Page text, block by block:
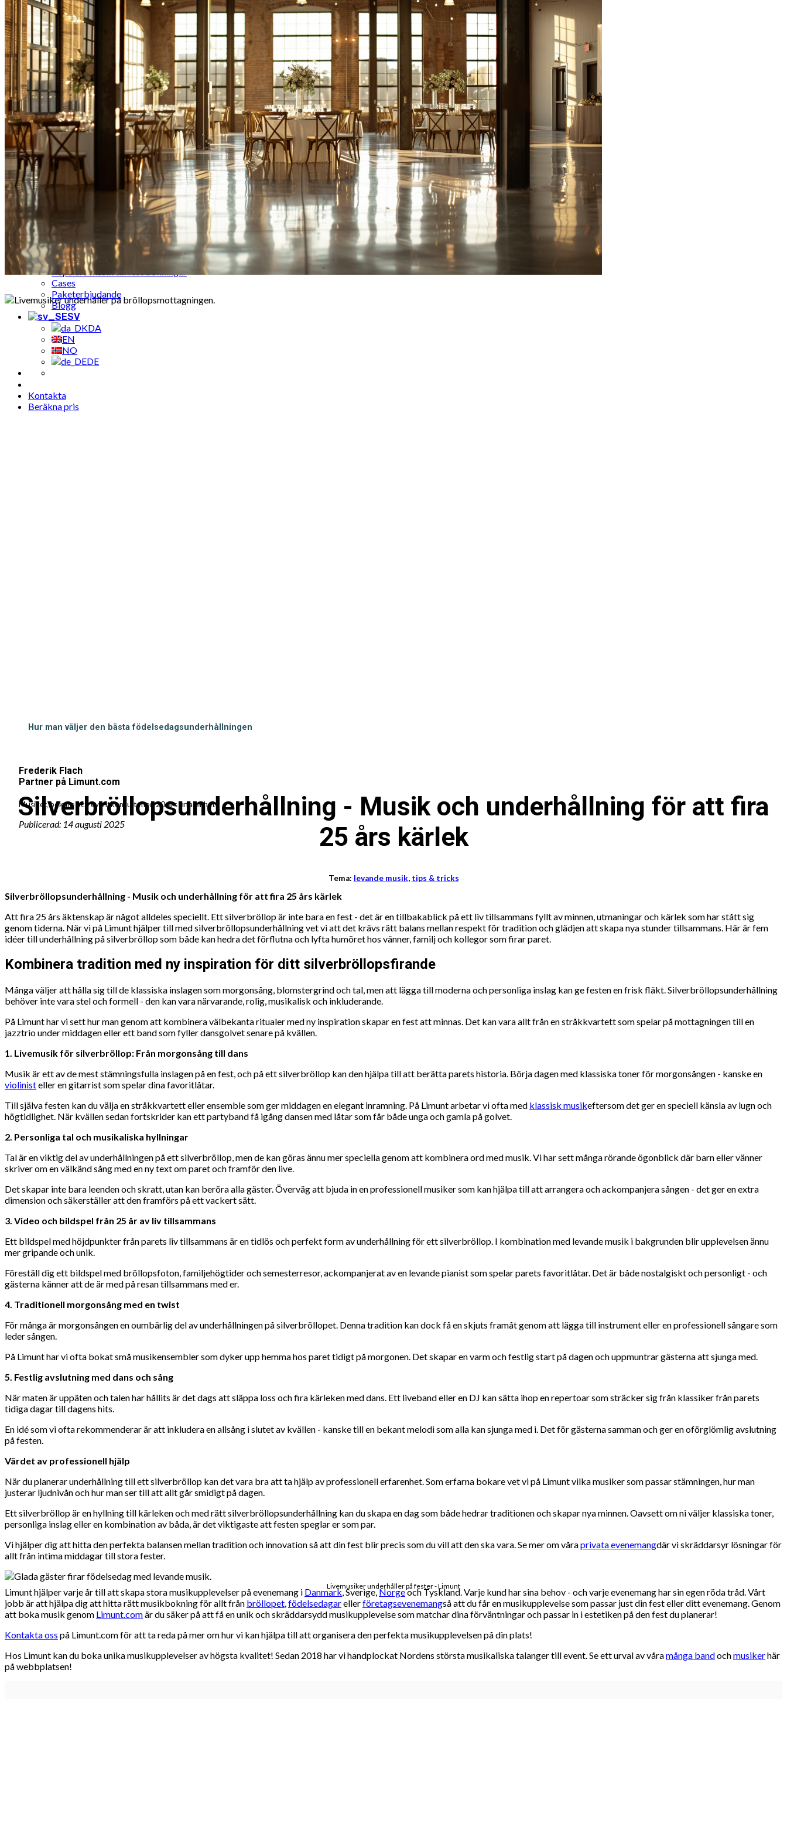
Lounge
Bossa nova
Paketerbjudande
Klassisk musik för bröllop
Musiker
Sångare
Pianist
Gitarrist
Saxofon
Cello
Violin
Harpa
Ukulele
Solomusiker för bröllop
Paketerbjudande
DJ
Om
Teamet
FN:s mål för hållbar utveckling
Pris
Inspiration
Populära musik till fest bokningar
Cases
Paketerbjudande
Blogg
SV
DA
EN
NO
DE
Kontakta
Beräkna pris
Frederik Flach
Partner på Limunt.com
Musiker, bokare och eventkonsult med 20 års erfarenhet.
Publicerad: 14 augusti 2025
Hur man väljer den bästa födelsedagsunderhållningen
Silverbröllopsunderhållning - Musik och underhållning för att fira
25 års kärlek
Tema: levande musik, tips & tricks
Silverbröllopsunderhållning - Musik och underhållning för att fira 25 års kärlek
Att fira 25 års äktenskap är något alldeles speciellt. Ett silverbröllop är inte bara en fest - det är en tillbakablick på ett liv tillsammans fyllt av minnen, utmaningar och kärlek som har stått sig
genom tiderna. När vi på Limunt hjälper till med silverbröllopsunderhållning vet vi att det krävs rätt balans mellan respekt för tradition och glädjen att skapa nya stunder tillsammans. Här är fem
idéer till underhållning på silverbröllop som både kan hedra det förflutna och lyfta humöret hos vänner, familj och kollegor som firar paret.
Kombinera tradition med ny inspiration för ditt silverbröllopsfirande
Många väljer att hålla sig till de klassiska inslagen som morgonsång, blomstergrind och tal, men att lägga till moderna och personliga inslag kan ge festen en frisk fläkt. Silverbröllopsunderhållning
behöver inte vara stel och formell - den kan vara närvarande, rolig, musikalisk och inkluderande.
På Limunt har vi sett hur man genom att kombinera välbekanta ritualer med ny inspiration skapar en fest att minnas. Det kan vara allt från en stråkkvartett som spelar på mottagningen till en
jazztrio under middagen eller ett band som fyller dansgolvet senare på kvällen.
1. Livemusik för silverbröllop: Från morgonsång till dans
Musik är ett av de mest stämningsfulla inslagen på en fest, och på ett silverbröllop kan den hjälpa till att berätta parets historia. Börja dagen med klassiska toner för morgonsången - kanske en
violinisteller en gitarrist som spelar dina favoritlåtar.
Till själva festen kan du välja en stråkkvartett eller ensemble som ger middagen en elegant inramning. På Limunt arbetar vi ofta med klassisk musikeftersom det ger en speciell känsla av lugn och
högtidlighet. När kvällen sedan fortskrider kan ett partyband få igång dansen med låtar som får både unga och gamla på golvet.
2. Personliga tal och musikaliska hyllningar
Tal är en viktig del av underhållningen på ett silverbröllop, men de kan göras ännu mer speciella genom att kombinera ord med musik. Vi har sett många rörande ögonblick där barn eller vänner
skriver om en välkänd sång med en ny text om paret och framför den live.
Det skapar inte bara leenden och skratt, utan kan beröra alla gäster. Överväg att bjuda in en professionell musiker som kan hjälpa till att arrangera och ackompanjera sången - det ger en extra
dimension och säkerställer att den framförs på ett vackert sätt.
3. Video och bildspel från 25 år av liv tillsammans
Ett bildspel med höjdpunkter från parets liv tillsammans är en tidlös och perfekt form av underhållning för ett silverbröllop. I kombination med levande musik i bakgrunden blir upplevelsen ännu
mer gripande och unik.
Föreställ dig ett bildspel med bröllopsfoton, familjehögtider och semesterresor, ackompanjerat av en levande pianist som spelar parets favoritlåtar. Det är både nostalgiskt och personligt - och
gästerna känner att de är med på resan tillsammans med er.
4. Traditionell morgonsång med en twist
För många är morgonsången en oumbärlig del av underhållningen på silverbröllopet. Denna tradition kan dock få en skjuts framåt genom att lägga till instrument eller en professionell sångare som
leder sången.
På Limunt har vi ofta bokat små musikensembler som dyker upp hemma hos paret tidigt på morgonen. Det skapar en varm och festlig start på dagen och uppmuntrar gästerna att sjunga med.
5. Festlig avslutning med dans och sång
När maten är uppäten och talen har hållits är det dags att släppa loss och fira kärleken med dans. Ett liveband eller en DJ kan sätta ihop en repertoar som sträcker sig från klassiker från parets
tidiga dagar till dagens hits.
En idé som vi ofta rekommenderar är att inkludera en allsång i slutet av kvällen - kanske till en bekant melodi som alla kan sjunga med i. Det för gästerna samman och ger en oförglömlig avslutning
på festen.
Värdet av professionell hjälp
När du planerar underhållning till ett silverbröllop kan det vara bra att ta hjälp av professionell erfarenhet. Som erfarna bokare vet vi på Limunt vilka musiker som passar stämningen, hur man
justerar ljudnivån och hur man ser till att allt går smidigt på dagen.
Ett silverbröllop är en hyllning till kärleken och med rätt silverbröllopsunderhållning kan du skapa en dag som både hedrar traditionen och skapar nya minnen. Oavsett om ni väljer klassiska toner,
personliga inslag eller en kombination av båda, är det viktigaste att festen speglar er som par.
Vi hjälper dig att hitta den perfekta balansen mellan tradition och innovation så att din fest blir precis som du vill att den ska vara. Se mer om våraprivata evenemangdär vi skräddarsyr lösningar för
allt från intima middagar till stora fester.
Livemusiker underhåller på fester - Limunt
Limunt hjälper varje år till att skapa stora musikupplevelser på evenemang i Danmark, Sverige,Norgeoch Tyskland. Varje kund har sina behov - och varje evenemang har sin egen röda tråd. Vårt
jobb är att hjälpa dig att hitta rätt musikbokning för allt från bröllopet födelsedagarellerföretagsevenemangså att du får en musikupplevelse som passar just din fest eller ditt evenemang. Genom
att boka musik genom Limunt.comär du säker på att få en unik och skräddarsydd musikupplevelse som matchar dina förväntningar och passar in i estetiken på den fest du planerar!
Kontakta oss på Limunt.com för att ta reda på mer om hur vi kan hjälpa till att organisera den perfekta musikupplevelsen på din plats!
Hos Limunt kan du boka unika musikupplevelser av högsta kvalitet! Sedan 2018 har vi handplockat Nordens största musikaliska talanger till event. Se ett urval av våramånga bandochmusikerhär
på webbplatsen!